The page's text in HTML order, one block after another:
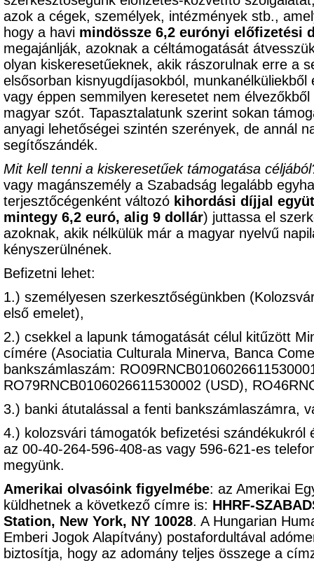
azok a cégek, személyek, intézmények stb.,
hogy a havi mindössze 6,2 eurónyi előfizetési
megajánlják, azoknak a céltámogatását
olyan kiskeresetűeknek, akik rászorulnak erre a
elsősorban kisnyugdíjasokból,
vagy éppen semmilyen keresetet nem
magyar szót. Tapasztalatunk szerint sokan
anyagi lehetőségei szintén szerények, de annál
segítőszándék.
Mit kell tenni a kiskeresetűek támogatása
vagy magánszemély a Szabadság legalább
terjesztőcégenként változó kihordási díjjal
mintegy 6,2 euró, alig 9 dollár) juttassa el
azoknak, akik nélkülük már a magyar nyelvű
kényszerülnének.
Befizetni lehet:
1.) személyesen szerkesztőségünkben
első emelet),
2.) csekkel a lapunk támogatását célul kitűzött
címére (Asociatia Culturala Minerva, Banca
bankszámlaszám:
RO79RNCB0106026611530002 (USD),
3.) banki átutalással a fenti bankszámlaszámra,
4.) kolozsvári támogatók befizetési
az 00-40-264-596-408-as vagy 596-621-es
megyünk.
Amerikai olvasóink figyelmébe: az Amerikai
küldhetnek a következő címre is: HHRF-
Station, New York, NY 10028. A Hungarian
Emberi Jogok Alapítvány) postafordultával
biztosítja, hogy az adomány teljes összege a